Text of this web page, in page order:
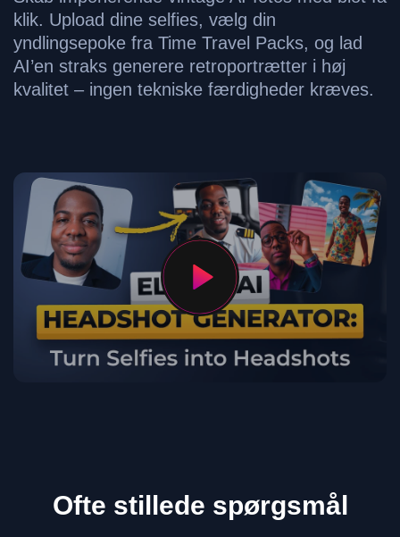
klik. Upload dine selfies, vælg din
yndlingsepoke fra Time Travel Packs, og lad
AI’en straks generere retroportrætter i høj
kvalitet – ingen tekniske færdigheder kræves.
Ofte stillede spørgsmål